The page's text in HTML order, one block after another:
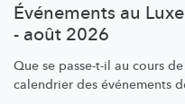
Événements au
- août 2026
Que se passe-t-il au cours
calendrier des événements